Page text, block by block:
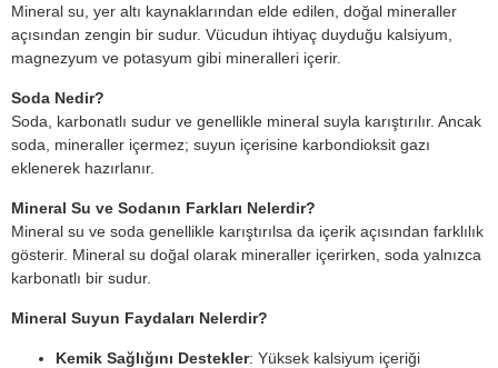
Mineral su, yer altı kaynaklarından elde edilen, doğal mineraller
açısından zengin bir sudur. Vücudun ihtiyaç duyduğu kalsiyum,
magnezyum ve potasyum gibi mineralleri içerir.
Soda Nedir?
Soda, karbonatlı sudur ve genellikle mineral suyla karıştırılır. Ancak
soda, mineraller içermez; suyun içerisine karbondioksit gazı
eklenerek hazırlanır.
Mineral Su ve Sodanın Farkları Nelerdir?
Mineral su ve soda genellikle karıştırılsa da içerik açısından farklılık
gösterir. Mineral su doğal olarak mineraller içerirken, soda yalnızca
karbonatlı bir sudur.
Mineral Suyun Faydaları Nelerdir?
Kemik Sağlığını Destekler: Yüksek kalsiyum içeriği